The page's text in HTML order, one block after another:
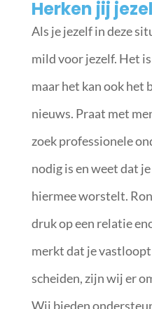
Herken jij
Als je jezelf in deze
mild voor jezelf. Het
maar het kan ook het
nieuws. Praat met
zoek professionele
nodig is en weet dat
hiermee worstelt.
druk op een relatie
merkt dat je
scheiden, zijn wij er
Wij bieden